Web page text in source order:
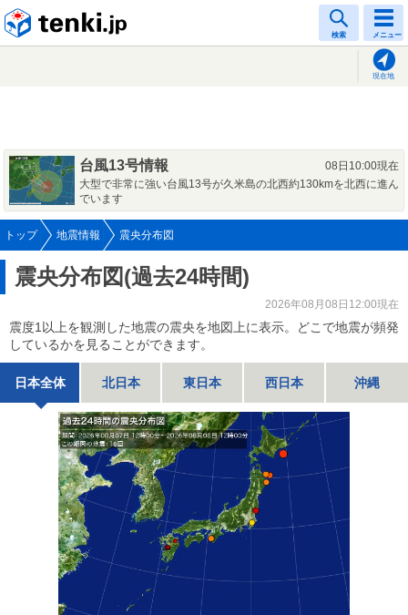
検索 メニュー
現在地
台風13号情報
08日10:00現在
大型で非常に強い台風13号が久米島の北西約130kmを北西に進ん
でいます
トップ 地震情報 震央分布図
震央分布図(過去24時間)
2026年08月08日12:00現在
震度1以上を観測した地震の震央を地図上に表示。どこで地震が頻発
しているかを見ることができます。
日本全体 北日本 東日本 西日本 沖縄